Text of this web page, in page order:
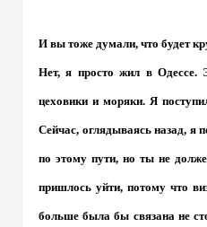
И вы тоже думали, что будет
Нет, я просто жил в Одессе.
цеховики и моряки. Я
Сейчас, оглядываясь назад, я
по этому пути, но ты не
пришлось уйти, потому что
больше была бы связана не